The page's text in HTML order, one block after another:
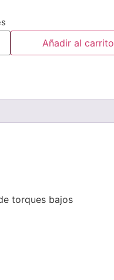
Añadir al carrito
torques bajos